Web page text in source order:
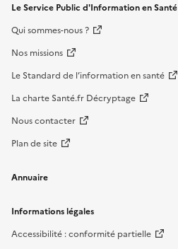
Le Service Public d'Information en Santé
Qui sommes-nous ?
Nos missions
Le Standard de l’information en santé
La charte Santé.fr Décryptage
Nous contacter
Plan de site
Annuaire
Informations légales
Accessibilité : conformité partielle